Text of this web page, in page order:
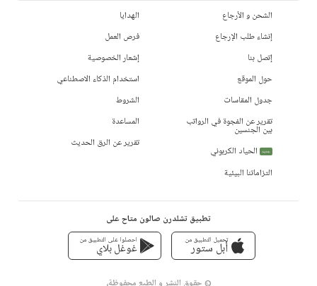
الشحن و الأرجاع
إنشاء طلب الإرجاع
إتصل بنا
حول الموقع
جدول المقاسات
تقرير عن الفجوة في الرواتب
بين الجنسين
جديد
الحياد الكربوني
التزاماتنا البيئية
الهدايا
فرص العمل
إشعار الخصوصية
استخدام الذكاء الاصطناعي
الشروط
المساعدة
تقرير عن الرق الحديث
تطبيق تشلدرن صالون متاح على
تحميل التطبيق من
أبل ستور
احصلوا على التطبيق من
غوغل بلاي
© حقوق النشر و الطبع محفوظة،